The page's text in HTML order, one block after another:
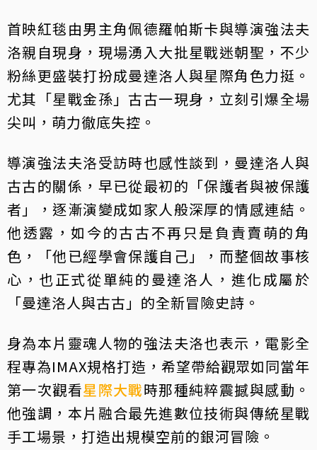
首映紅毯由男主角佩德羅帕斯卡與導演強法夫
洛親自現身，現場湧入大批星戰迷朝聖，不少
粉絲更盛裝打扮成曼達洛人與星際角色力挺。
尤其「星戰金孫」古古一現身，立刻引爆全場
尖叫，萌力徹底失控。
導演強法夫洛受訪時也感性談到，曼達洛人與
古古的關係，早已從最初的「保護者與被保護
者」，逐漸演變成如家人般深厚的情感連結。
他透露，如今的古古不再只是負責賣萌的角
色，「他已經學會保護自己」，而整個故事核
心，也正式從單純的曼達洛人，進化成屬於
「曼達洛人與古古」的全新冒險史詩。
身為本片靈魂人物的強法夫洛也表示，電影全
程專為IMAX規格打造，希望帶給觀眾如同當年
第一次觀看星際大戰時那種純粹震撼與感動。
他強調，本片融合最先進數位技術與傳統星戰
手工場景，打造出規模空前的銀河冒險。